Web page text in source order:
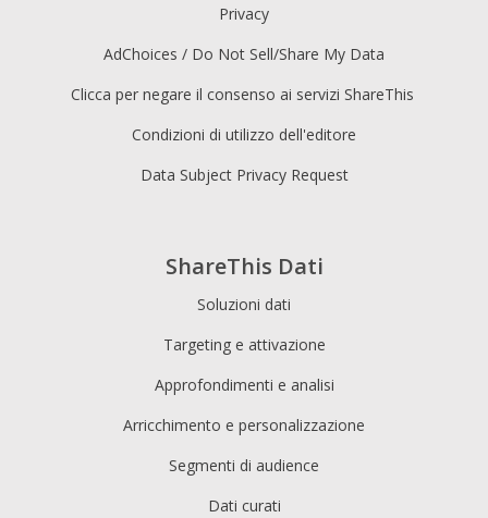
ShareThis Dati
Soluzioni dati
Targeting e attivazione
Approfondimenti e analisi
Arricchimento e personalizzazione
Segmenti di audience
Dati curati
Privacy
AdChoices / Do Not Sell/Share My Data
Clicca per negare il consenso ai servizi ShareThis
Condizioni di utilizzo dell'editore
Data Subject Privacy Request